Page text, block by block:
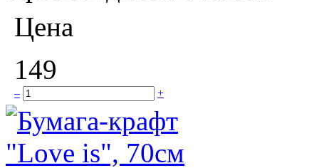
Цена
149
– +